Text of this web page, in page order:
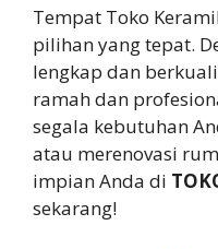
Tempat Toko
pilihan yang tepat.
lengkap dan
ramah dan
segala kebutuhan
atau merenovasi
impian Anda di
sekarang!